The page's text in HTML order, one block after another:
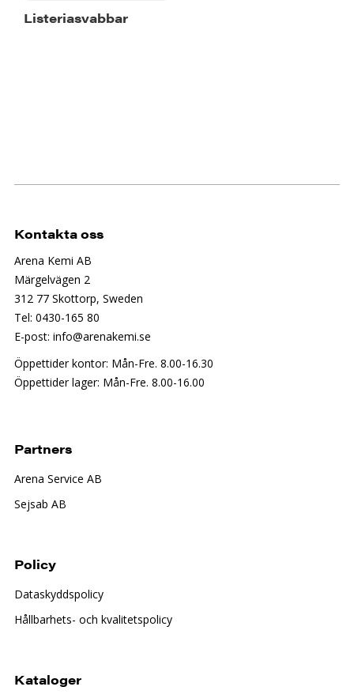
Listeriasvabbar
Kontakta oss
Arena Kemi AB
Märgelvägen 2
312 77 Skottorp, Sweden
Tel: 0430-165 80
E-post: info@arenakemi.se
Öppettider kontor: Mån-Fre. 8.00-16.30
Öppettider lager: Mån-Fre. 8.00-16.00
Partners
Arena Service AB
Sejsab AB
Policy
Dataskyddspolicy
Hållbarhets- och kvalitetspolicy
Kataloger